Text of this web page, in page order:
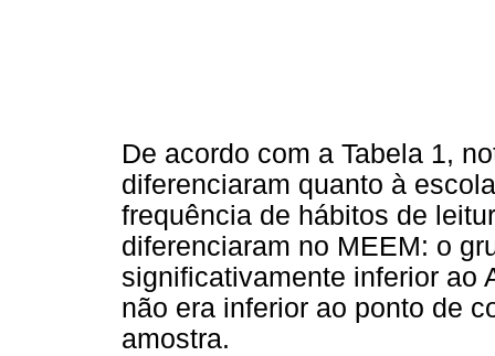
De acordo com a Tabela 1,
diferenciaram quanto à
frequência de hábitos de
diferenciaram no MEEM: o
significativamente inferior ao
não era inferior ao ponto de
amostra.